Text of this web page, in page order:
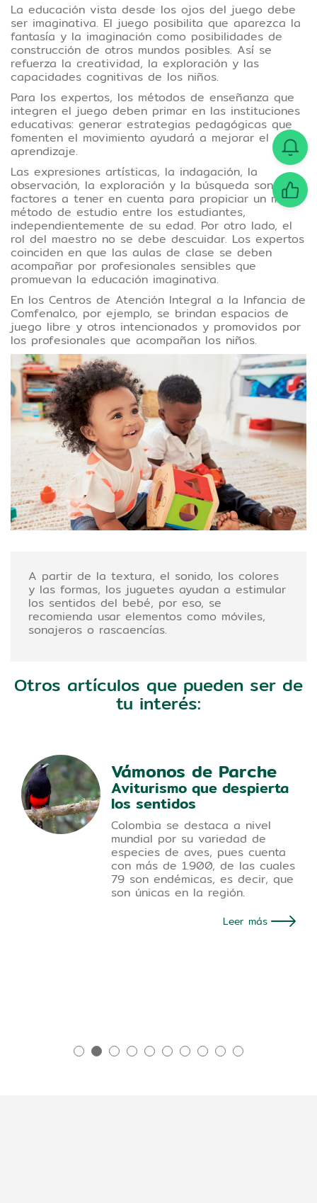
La educación vista desde los ojos del juego debe
ser imaginativa. El juego posibilita que aparezca la
fantasía y la imaginación como posibilidades de
construcción de otros mundos posibles. Así se
refuerza la creatividad, la exploración y las
capacidades cognitivas de los niños.
Para los expertos, los métodos de enseñanza que
integren el juego deben primar en las instituciones
educativas: generar estrategias pedagógicas que
fomenten el movimiento ayudará a mejorar el
aprendizaje.
Las expresiones artísticas, la indagación, la
observación, la exploración y la búsqueda son
factores a tener en cuenta para propiciar un mejor
método de estudio entre los estudiantes,
independientemente de su edad. Por otro lado, el
rol del maestro no se debe descuidar. Los expertos
coinciden en que las aulas de clase se deben
acompañar por profesionales sensibles que
promuevan la educación imaginativa.
En los Centros de Atención Integral a la Infancia de
Comfenalco, por ejemplo, se brindan espacios de
juego libre y otros intencionados y promovidos por
los profesionales que acompañan los niños.
A partir de la textura, el sonido, los colores
y las formas, los juguetes ayudan a estimular
los sentidos del bebé, por eso, se
recomienda usar elementos como móviles,
sonajeros o rascaencías.
Otros artículos que pueden ser de
tu interés:
Vámonos de Parche
Aviturismo que despierta
los sentidos
Colombia se destaca a nivel
mundial por su variedad de
especies de aves, pues cuenta
con más de 1.900, de las cuales
79 son endémicas, es decir, que
son únicas en la región.
Leer más